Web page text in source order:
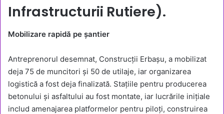
Infrastructurii Rutiere).
Mobilizare rapidă pe șantier
Antreprenorul desemnat, Construcții Erbașu, a mobilizat
deja 75 de muncitori și 50 de utilaje, iar organizarea
logistică a fost deja finalizată. Stațiile pentru producerea
betonului și asfaltului au fost montate, iar lucrările inițiale
includ amenajarea platformelor pentru piloți, construirea